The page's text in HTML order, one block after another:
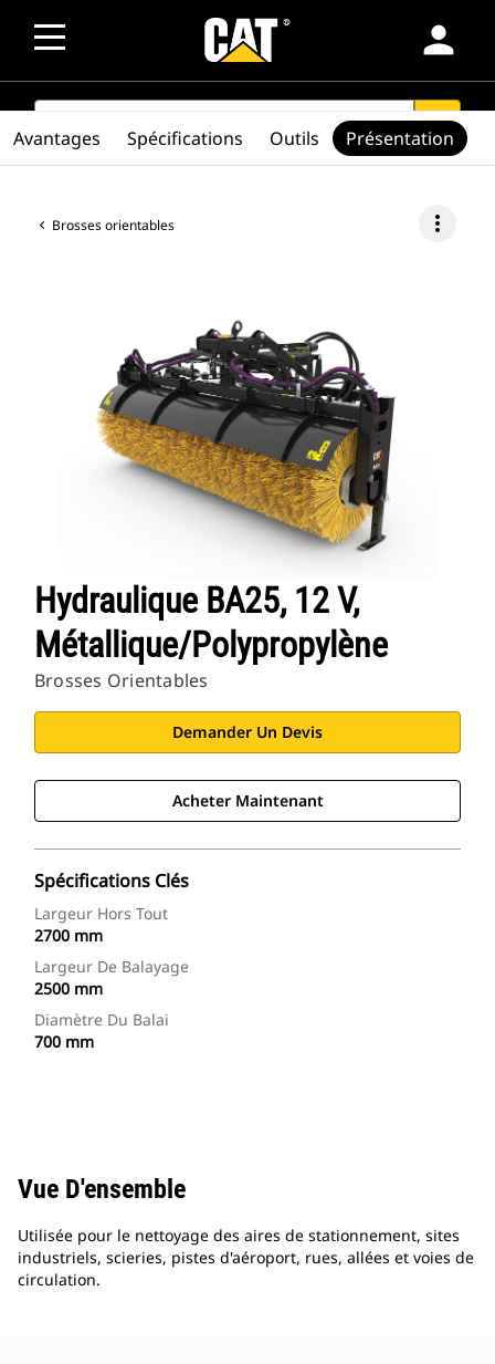
person
SEARCH search
Brosses orientables more_vert
Hydraulique BA25, 12 V,
Métallique/polypropylène
Brosses Orientables
Demander Un Devis
Acheter Maintenant
Spécifications Clés
Largeur Hors Tout
2700 mm
Largeur De Balayage
2500 mm
Diamètre Du Balai
700 mm
Avantages Spécifications Outils Présentation
Vue D'ensemble
Utilisée pour le nettoyage des aires de stationnement, sites
industriels, scieries, pistes d'aéroport, rues, allées et voies de
circulation.